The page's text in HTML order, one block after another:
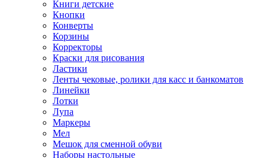
Книги детские
Кнопки
Конверты
Корзины
Корректоры
Краски для рисования
Ластики
Ленты чековые, ролики для касс и банкоматов
Линейки
Лотки
Лупа
Маркеры
Мел
Мешок для сменной обуви
Наборы настольные